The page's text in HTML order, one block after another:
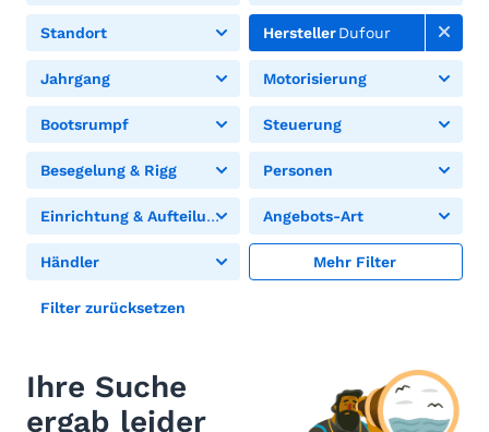
Standort HerstellerDufour
Jahrgang Motorisierung
Bootsrumpf Steuerung
Besegelung & Rigg Personen
Einrichtung & Aufteilung Angebots-Art
Händler Mehr Filter
Filter zurücksetzen
Ihre Suche
ergab leider